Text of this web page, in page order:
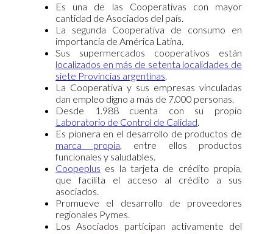
Es una de las Cooperativas con mayor
cantidad de Asociados del país.
La segunda Cooperativa de consumo en
importancia de América Latina.
Sus supermercados cooperativos están
localizados en más de setenta localidades de
siete Provincias argentinas.
La Cooperativa y sus empresas vinculadas
dan empleo digno a más de 7.000 personas.
Desde 1.988 cuenta con su propio
Laboratorio de Control de Calidad.
Es pionera en el desarrollo de productos de
marca propia, entre ellos productos
funcionales y saludables.
Coopeplus es la tarjeta de crédito propia,
que facilita el acceso al crédito a sus
asociados.
Promueve el desarrollo de proveedores
regionales Pymes.
Los Asociados participan activamente del